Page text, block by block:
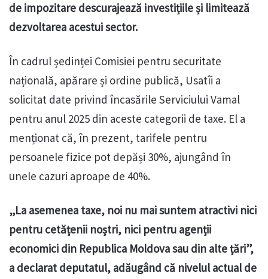
de impozitare descurajează investițiile și limitează
dezvoltarea acestui sector.
În cadrul ședinței Comisiei pentru securitate
națională, apărare și ordine publică, Usatîi a
solicitat date privind încasările Serviciului Vamal
pentru anul 2025 din aceste categorii de taxe. El a
menționat că, în prezent, tarifele pentru
persoanele fizice pot depăși 30%, ajungând în
unele cazuri aproape de 40%.
„La asemenea taxe, noi nu mai suntem atractivi nici
pentru cetățenii noștri, nici pentru agenții
economici din Republica Moldova sau din alte țări”,
a declarat deputatul, adăugând că nivelul actual de